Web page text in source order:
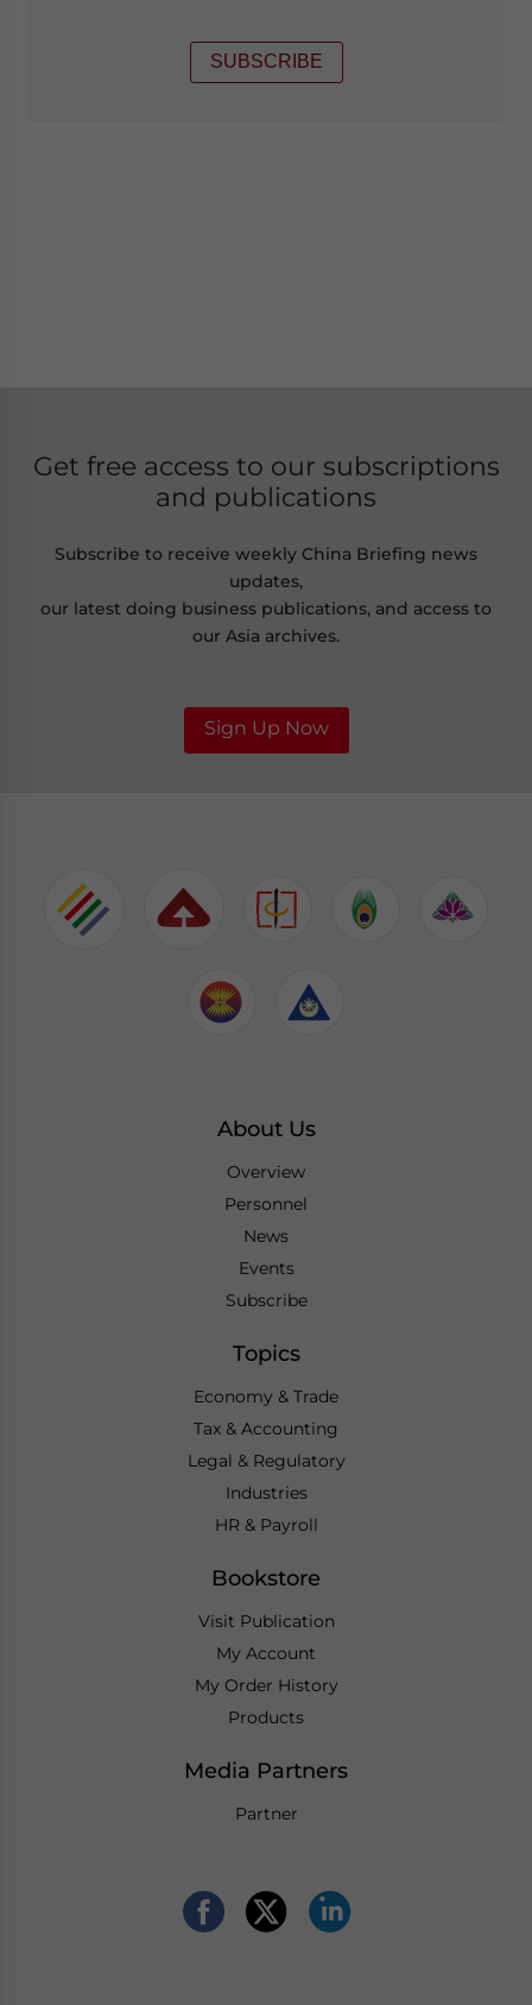
SUBSCRIBE
Get free access to our subscriptions
and publications
Subscribe to receive weekly China Briefing news
updates,
our latest doing business publications, and access to
our Asia archives.
Sign Up Now
About Us
Overview
Personnel
News
Events
Subscribe
Topics
Economy & Trade
Tax & Accounting
Legal & Regulatory
Industries
HR & Payroll
Bookstore
Visit Publication
My Account
My Order History
Products
Media Partners
Partner